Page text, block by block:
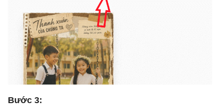
Bước 3: